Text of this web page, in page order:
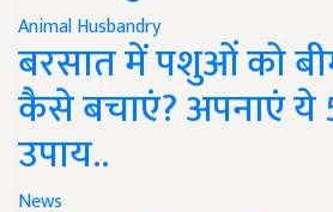
Animal Husbandry
बरसात में पशुओं को
कैसे बचाएं? अपनाएं
उपाय..
News